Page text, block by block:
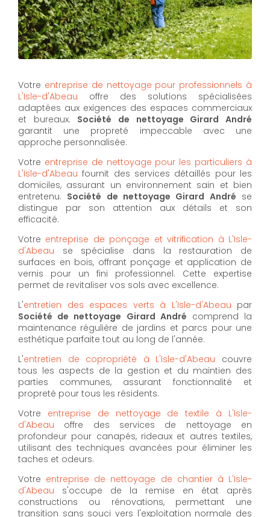
Votre entreprise de nettoyage pour professionnels à
L'Isle-d'Abeau offre des solutions spécialisées
adaptées aux exigences des espaces commerciaux
et bureaux. Société de nettoyage Girard André
garantit une propreté impeccable avec une
approche personnalisée.
Votre entreprise de nettoyage pour les particuliers à
L'Isle-d'Abeau fournit des services détaillés pour les
domiciles, assurant un environnement sain et bien
entretenu. Société de nettoyage Girard André se
distingue par son attention aux détails et son
efficacité.
Votre entreprise de ponçage et vitrification à L'Isle-
d'Abeau se spécialise dans la restauration de
surfaces en bois, offrant ponçage et application de
vernis pour un fini professionnel. Cette expertise
permet de revitaliser vos sols avec excellence.
L'entretien des espaces verts à L'Isle-d'Abeau par
Société de nettoyage Girard André comprend la
maintenance régulière de jardins et parcs pour une
esthétique parfaite tout au long de l'année.
L'entretien de copropriété à L'Isle-d'Abeau couvre
tous les aspects de la gestion et du maintien des
parties communes, assurant fonctionnalité et
propreté pour tous les résidents.
Votre entreprise de nettoyage de textile à L'Isle-
d'Abeau offre des services de nettoyage en
profondeur pour canapés, rideaux et autres textiles,
utilisant des techniques avancées pour éliminer les
taches et odeurs.
Votre entreprise de nettoyage de chantier à L'Isle-
d'Abeau s'occupe de la remise en état après
constructions ou rénovations, permettant une
transition sans souci vers l'exploitation normale des